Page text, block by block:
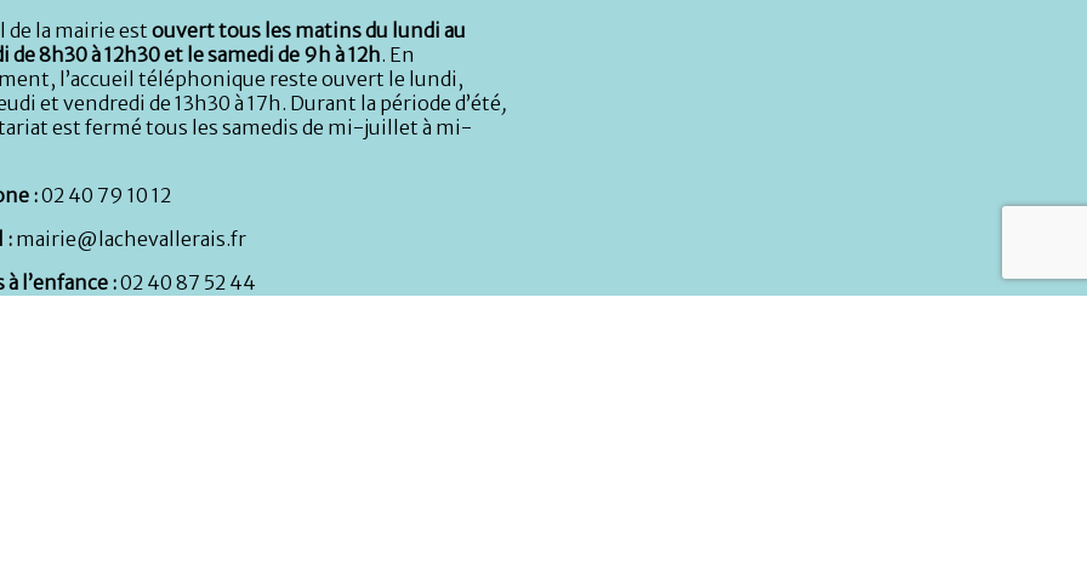
de la mairie est ouvert tous les matins du lundi au
de 8h30 à 12h30 et le samedi de 9h à 12h. En
l’accueil téléphonique reste ouvert le lundi,
et vendredi de 13h30 à 17h. Durant la période d’été,
est fermé tous les samedis de mi-juillet à mi-
:02 40 79 10 12
: mairie@lachevallerais.fr
à l’enfance :02 40 87 52 44